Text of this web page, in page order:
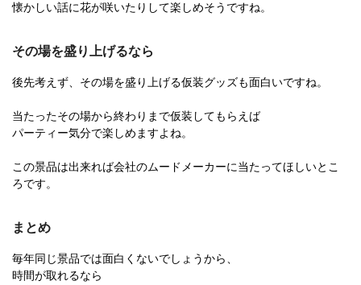
懐かしい話に花が咲いたりして楽しめそうですね。
その場を盛り上げるなら
後先考えず、その場を盛り上げる仮装グッズも面白いですね。
当たったその場から終わりまで仮装してもらえば
パーティー気分で楽しめますよね。
この景品は出来れば会社のムードメーカーに当たってほしいとこ
ろです。
まとめ
毎年同じ景品では面白くないでしょうから、
時間が取れるなら